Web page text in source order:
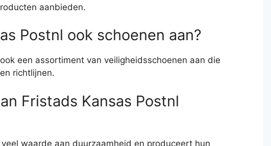
aanbieden.
Postnl ook schoenen aan?
een assortiment van veiligheidsschoenen aan die
richtlijnen.
Fristads Kansas Postnl
waarde aan duurzaamheid en produceert hun